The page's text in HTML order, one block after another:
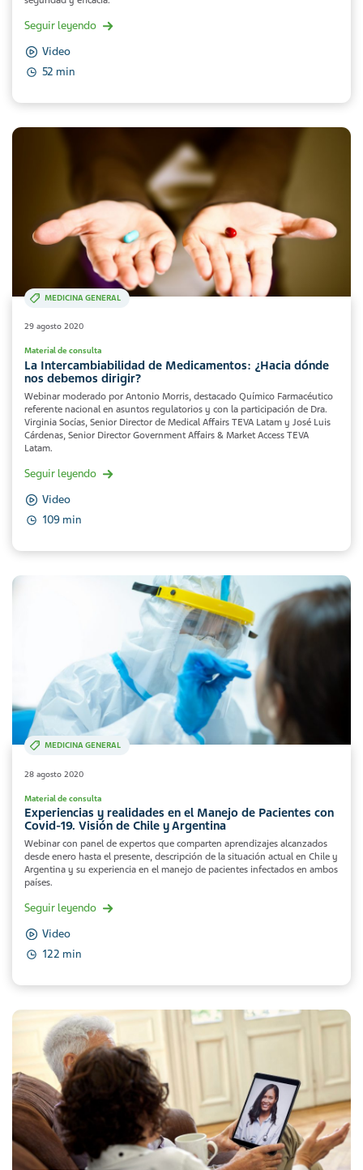
Seguir leyendo
Video
52 min
MEDICINA GENERAL
29 agosto 2020
Material de consulta
La Intercambiabilidad de Medicamentos: ¿Hacia dónde
nos debemos dirigir?
Webinar moderado por Antonio Morris, destacado Químico Farmacéutico
referente nacional en asuntos regulatorios y con la participación de Dra.
Virginia Socías, Senior Director de Medical Affairs TEVA Latam y José Luis
Cárdenas, Senior Director Government Affairs & Market Access TEVA
Latam.
Seguir leyendo
Video
109 min
MEDICINA GENERAL
28 agosto 2020
Material de consulta
Experiencias y realidades en el Manejo de Pacientes con
Covid-19. Visión de Chile y Argentina
Webinar con panel de expertos que comparten aprendizajes alcanzados
desde enero hasta el presente, descripción de la situación actual en Chile y
Argentina y su experiencia en el manejo de pacientes infectados en ambos
países.
Seguir leyendo
Video
122 min